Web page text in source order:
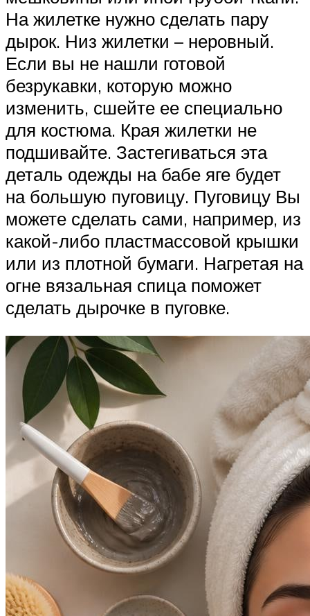
На жилетке нужно сделать пару
дырок. Низ жилетки – неровный.
Если вы не нашли готовой
безрукавки, которую можно
изменить, сшейте ее специально
для костюма. Края жилетки не
подшивайте. Застегиваться эта
деталь одежды на бабе яге будет
на большую пуговицу. Пуговицу Вы
можете сделать сами, например, из
какой-либо пластмассовой крышки
или из плотной бумаги. Нагретая на
огне вязальная спица поможет
сделать дырочке в пуговке.